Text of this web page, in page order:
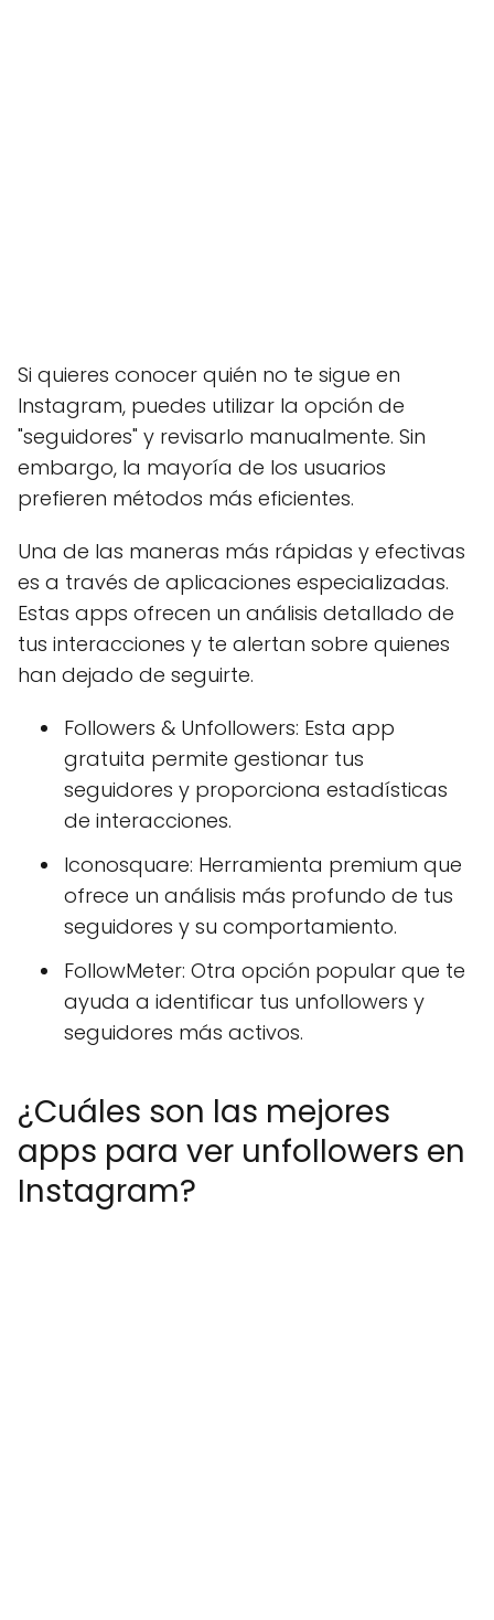
Si quieres conocer quién no te sigue en
Instagram, puedes utilizar la opción de
"seguidores" y revisarlo manualmente. Sin
embargo, la mayoría de los usuarios
prefieren métodos más eficientes.
Una de las maneras más rápidas y efectivas
es a través de aplicaciones especializadas.
Estas apps ofrecen un análisis detallado de
tus interacciones y te alertan sobre quienes
han dejado de seguirte.
Followers & Unfollowers: Esta app
gratuita permite gestionar tus
seguidores y proporciona estadísticas
de interacciones.
Iconosquare: Herramienta premium que
ofrece un análisis más profundo de tus
seguidores y su comportamiento.
FollowMeter: Otra opción popular que te
ayuda a identificar tus unfollowers y
seguidores más activos.
¿Cuáles son las mejores
apps para ver unfollowers en
Instagram?